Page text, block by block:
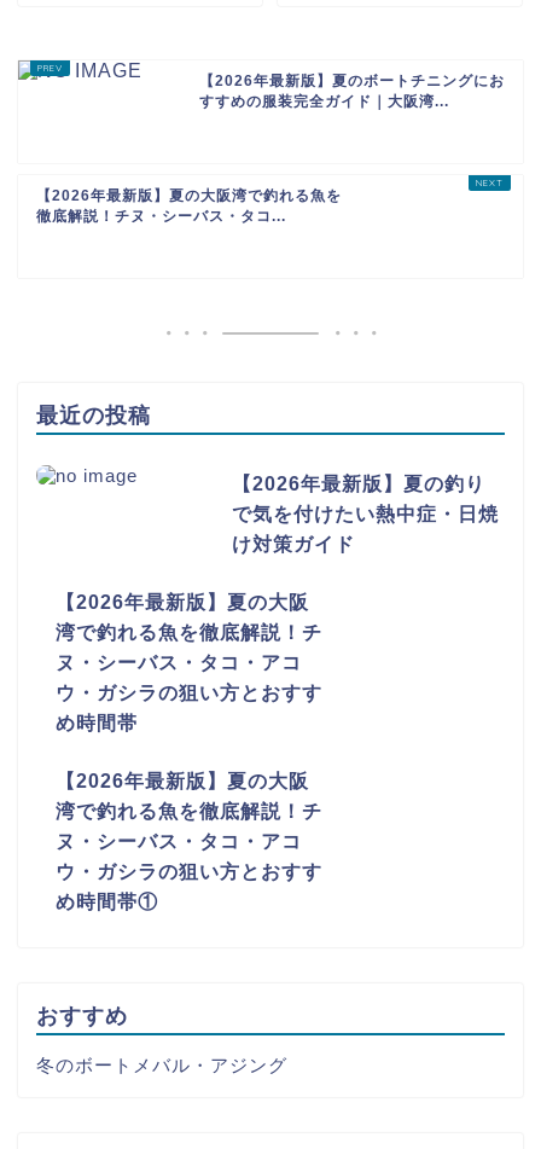
【2026年最新版】夏のボートチニングにお
すすめの服装完全ガイド｜大阪湾...
【2026年最新版】夏の大阪湾で釣れる魚を
徹底解説！チヌ・シーバス・タコ...
最近の投稿
【2026年最新版】夏の釣り
で気を付けたい熱中症・日焼
け対策ガイド
【2026年最新版】夏の大阪
湾で釣れる魚を徹底解説！チ
ヌ・シーバス・タコ・アコ
ウ・ガシラの狙い方とおすす
め時間帯
【2026年最新版】夏の大阪
湾で釣れる魚を徹底解説！チ
ヌ・シーバス・タコ・アコ
ウ・ガシラの狙い方とおすす
め時間帯①
おすすめ
冬のボートメバル・アジング